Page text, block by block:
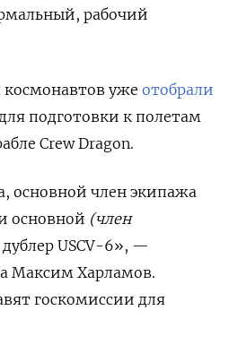
рабочий
уже отобрали
подготовки к полетам
Crew Dragon.
основной член экипажа
основной (член
дублер USCV-6», —
Максим Харламов.
госкомиссии для